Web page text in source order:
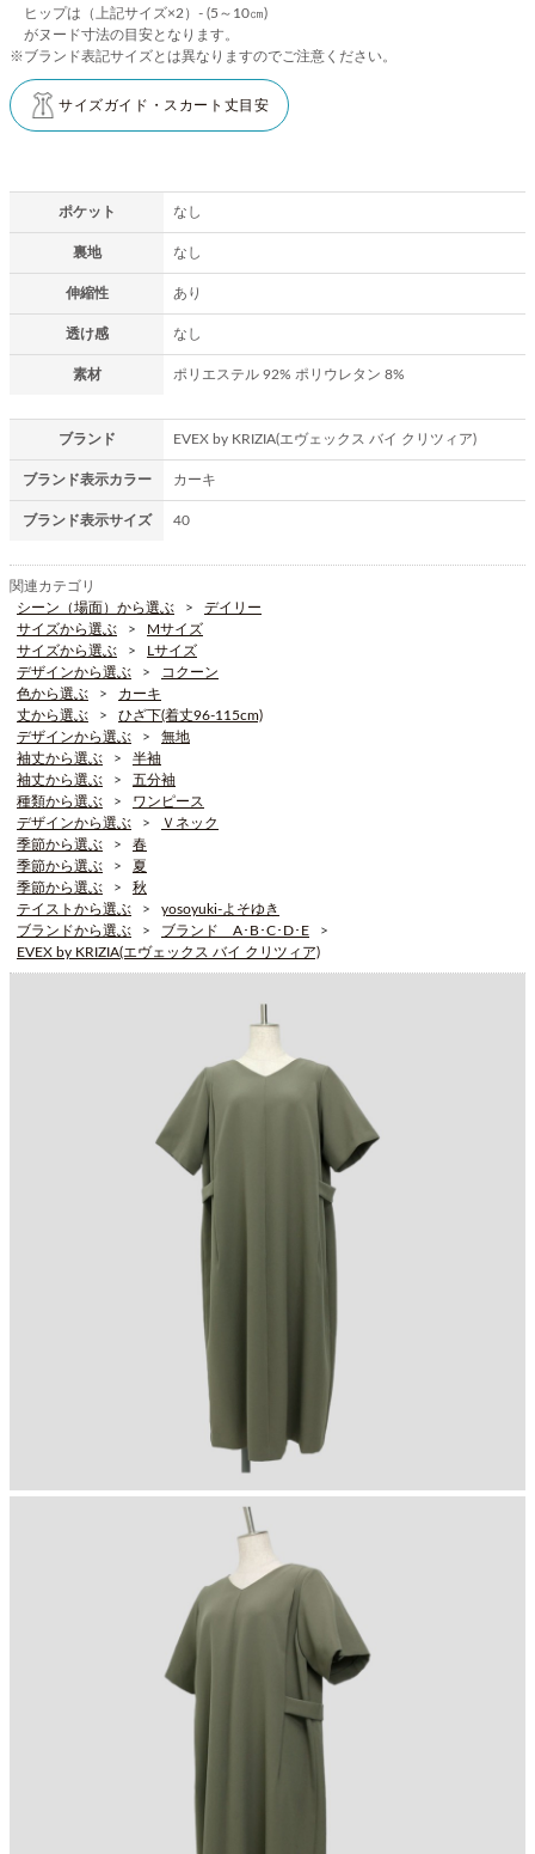
ヒップは（上記サイズ×2）- (5～10㎝)
がヌード寸法の目安となります。
※ブランド表記サイズとは異なりますのでご注意ください。
サイズガイド・スカート丈目安
ポケット なし
裏地 なし
伸縮性 あり
透け感 なし
素材 ポリエステル 92% ポリウレタン 8%
ブランド EVEX by KRIZIA(エヴェックス バイ クリツィア)
ブランド表示カラー カーキ
ブランド表示サイズ 40
関連カテゴリ
シーン（場面）から選ぶ
デイリー
サイズから選ぶ
Mサイズ
サイズから選ぶ
Lサイズ
デザインから選ぶ
コクーン
色から選ぶ
カーキ
丈から選ぶ
ひざ下(着丈96-115cm)
デザインから選ぶ
無地
袖丈から選ぶ
半袖
袖丈から選ぶ
五分袖
種類から選ぶ
ワンピース
デザインから選ぶ
Ｖネック
季節から選ぶ
春
季節から選ぶ
夏
季節から選ぶ
秋
テイストから選ぶ
yosoyuki-よそゆき
ブランドから選ぶ
ブランド A･B･C･D･E
EVEX by KRIZIA(エヴェックス バイ クリツィア)